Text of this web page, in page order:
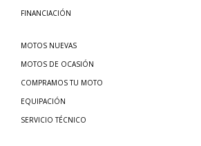
FINANCIACIÓN
MOTOS NUEVAS
MOTOS DE OCASIÓN
COMPRAMOS TU MOTO
EQUIPACIÓN
SERVICIO TÉCNICO